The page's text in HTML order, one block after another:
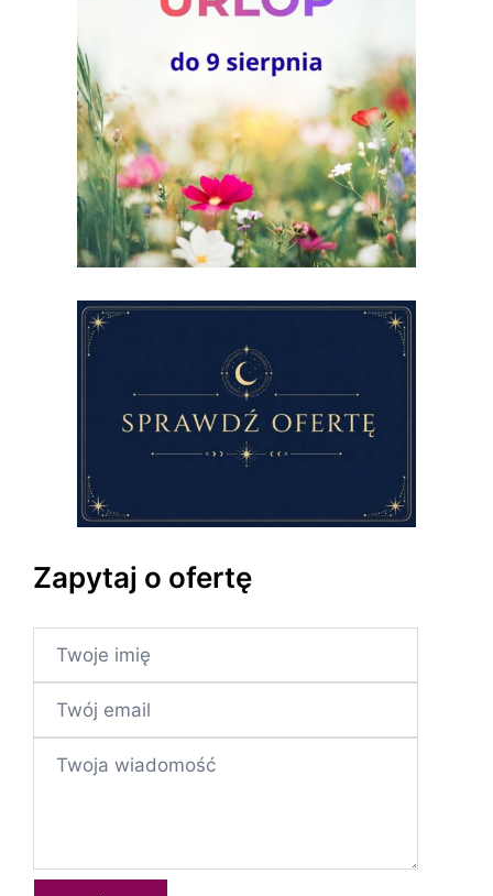
Zapytaj o ofertę